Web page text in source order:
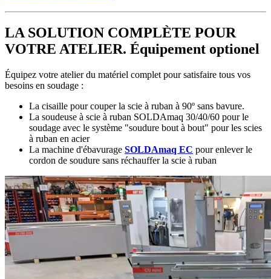
LA SOLUTION COMPLÈTE POUR
VOTRE ATELIER. Équipement optionel
Équipez votre atelier du matériel complet pour satisfaire tous vos
besoins en soudage :
La cisaille pour couper la scie à ruban à 90º sans bavure.
La soudeuse à scie à ruban SOLDAmaq 30/40/60 pour le
soudage avec le système "soudure bout à bout" pour les scies
à ruban en acier
La machine d'ébavurage SOLDAmaq EC pour enlever le
cordon de soudure sans réchauffer la scie à ruban